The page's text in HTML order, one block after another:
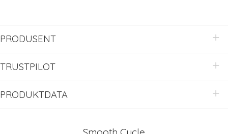
PRODUSENT
TRUSTPILOT
PRODUKTDATA